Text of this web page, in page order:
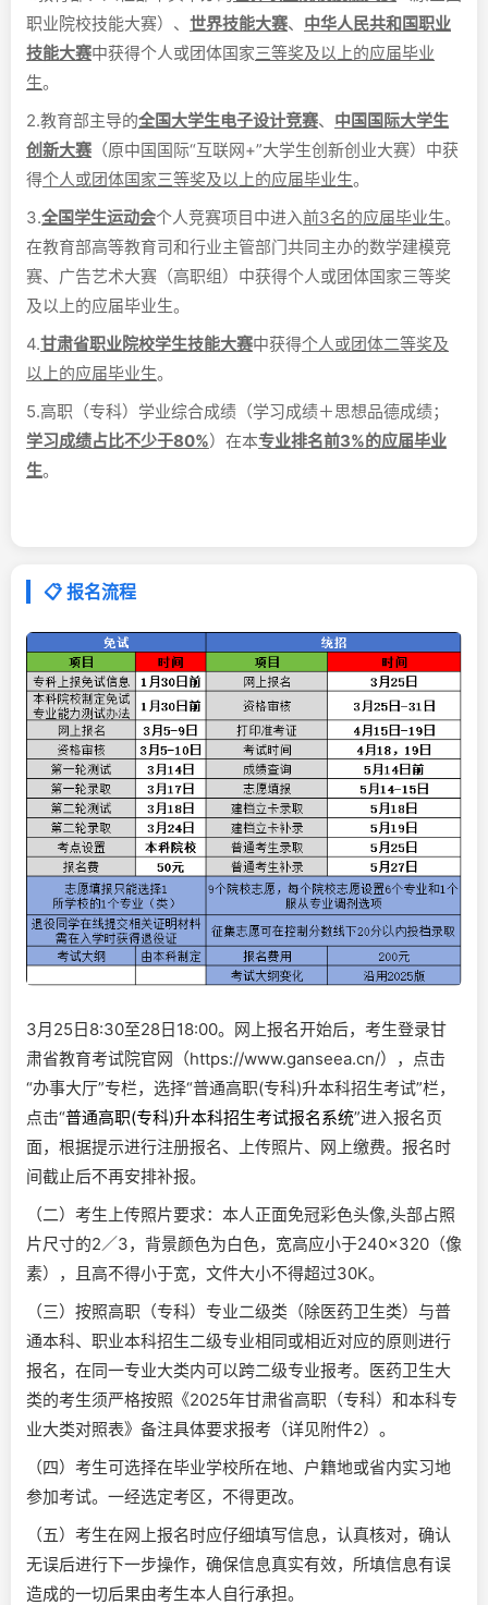
职业院校技能大赛）、 世界技能大赛、 中华人民共和国职业
技能大赛中获得个人或团体国家三等奖及以上的应届毕业
生。
2.教育部主导的全国大学生电子设计竞赛、 中国国际大学生
创新大赛 （原中国国际“互联网+”大学生创新创业大赛）中获
得个人或团体国家三等奖及以上的应届毕业生。
3.全国学生运动会个人竞赛项目中进入前3名的应届毕业生。
在教育部高等教育司和行业主管部门共同主办的数学建模竞
赛、广告艺术大赛（高职组）中获得个人或团体国家三等奖
及以上的应届毕业生。
4.甘肃省职业院校学生技能大赛中获得个人或团体二等奖及
以上的应届毕业生。
5.高职（专科）学业综合成绩（学习成绩＋思想品德成绩；
学习成绩占比不少于80%）在本专业排名前3%的应届毕业
生。
📋 报名流程
3月25日8:30至28日18:00。网上报名开始后，考生登录甘
肃省教育考试院官网（https://www.ganseea.cn/），点击
“办事大厅”专栏，选择“普通高职(专科)升本科招生考试”栏，
点击“普通高职(专科)升本科招生考试报名系统”进入报名页
面，根据提示进行注册报名、上传照片、网上缴费。报名时
间截止后不再安排补报。
（二）考生上传照片要求：本人正面免冠彩色头像,头部占照
片尺寸的2／3，背景颜色为白色，宽高应小于240×320（像
素），且高不得小于宽，文件大小不得超过30K。
（三）按照高职（专科）专业二级类（除医药卫生类）与普
通本科、职业本科招生二级专业相同或相近对应的原则进行
报名，在同一专业大类内可以跨二级专业报考。医药卫生大
类的考生须严格按照《2025年甘肃省高职（专科）和本科专
业大类对照表》备注具体要求报考（详见附件2）。
（四）考生可选择在毕业学校所在地、户籍地或省内实习地
参加考试。一经选定考区，不得更改。
（五）考生在网上报名时应仔细填写信息，认真核对，确认
无误后进行下一步操作，确保信息真实有效，所填信息有误
造成的一切后果由考生本人自行承担。